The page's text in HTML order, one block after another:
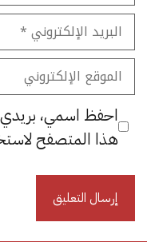
البريد
الإلكتروني
الموقع
الإلكتروني
احفظ اسمي، بريدي
هذا المتصفح